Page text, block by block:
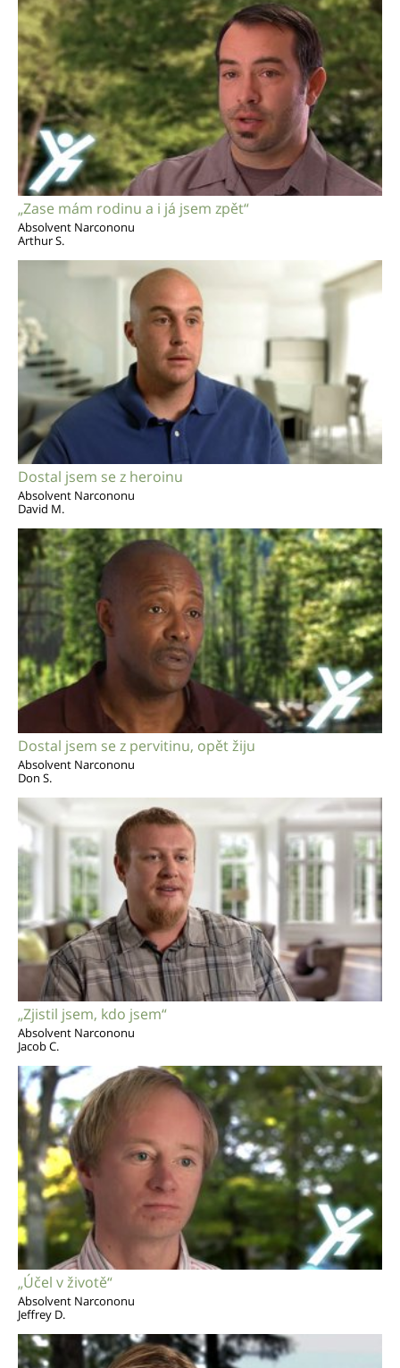
„Zase mám rodinu a i já jsem zpět“
Absolvent Narcononu
Arthur S.
Dostal jsem se z heroinu
Absolvent Narcononu
David M.
Dostal jsem se z pervitinu, opět žiju
Absolvent Narcononu
Don S.
„Zjistil jsem, kdo jsem“
Absolvent Narcononu
Jacob C.
„Účel v životě“
Absolvent Narcononu
Jeffrey D.